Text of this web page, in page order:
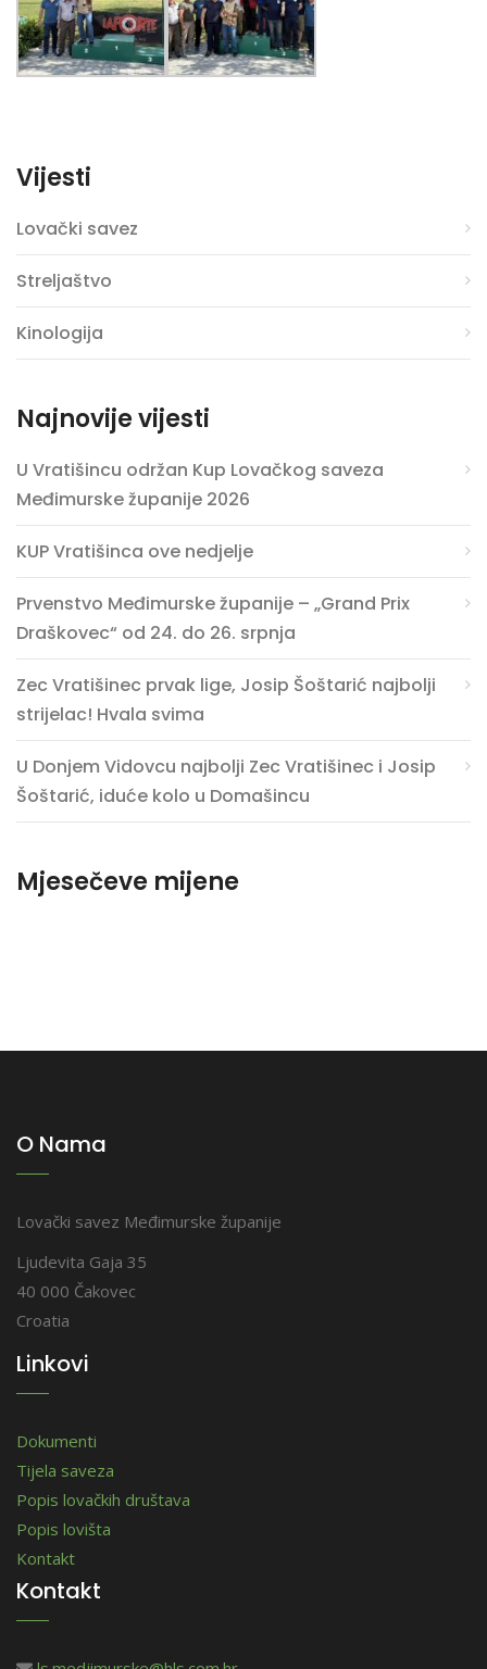
Vijesti
Lovački savez
Streljaštvo
Kinologija
Najnovije vijesti
U Vratišincu održan Kup Lovačkog saveza
Međimurske županije 2026
KUP Vratišinca ove nedjelje
Prvenstvo Međimurske županije – „Grand Prix
Draškovec“ od 24. do 26. srpnja
Zec Vratišinec prvak lige, Josip Šoštarić najbolji
strijelac! Hvala svima
U Donjem Vidovcu najbolji Zec Vratišinec i Josip
Šoštarić, iduće kolo u Domašincu
Mjesečeve mijene
O Nama
Lovački savez Međimurske županije
Ljudevita Gaja 35
40 000 Čakovec
Croatia
Linkovi
Dokumenti
Tijela saveza
Popis lovačkih društava
Popis lovišta
Kontakt
Kontakt